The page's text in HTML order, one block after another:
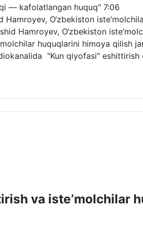
— kafolatlangan huquq" 7:06
Hamroyev, O‘zbekiston
Hamroyev, O‘zbekiston
huquqlarini himoya qilish
"Kun qiyofasi"
va isteʼmolchilar